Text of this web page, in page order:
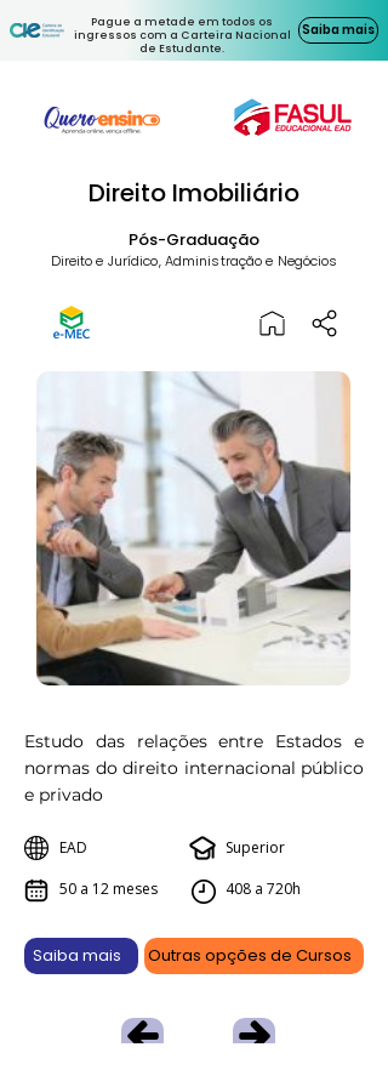
Pague a metade em todos os
ingressos com a Carteira Nacional
de Estudante.
Saiba mais
Direito Imobiliário
Pós-Graduação
Direito e Jurídico, Administração e Negócios
Estudo das relações entre Estados e
normas do direito internacional público
e privado
EAD
50 a 12 meses
Superior
408 a 720h
Saiba mais Outras opções de Cursos